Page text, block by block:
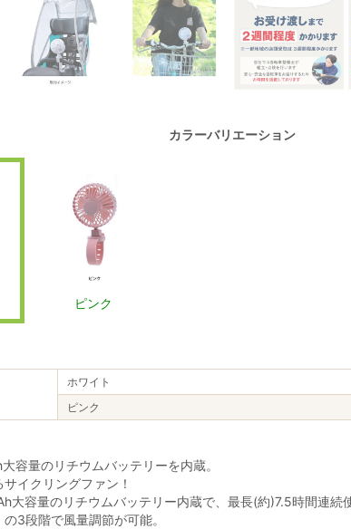
カラーバリエーション
ピンク
ホワイト
ピンク
容量のリチウムバッテリーを内蔵。
イクリングファン！
大容量のリチウムバッテリー内蔵で、最長(約)7.5時間連続
3段階で風量調節が可能。